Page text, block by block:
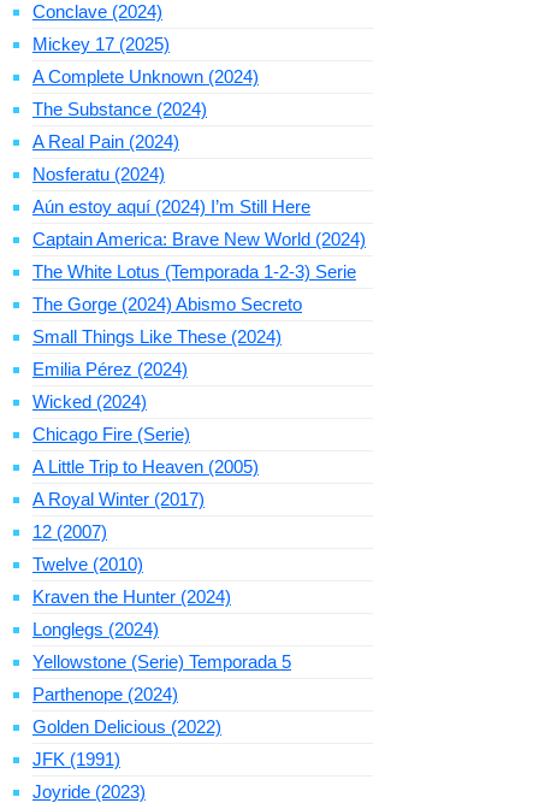
Conclave (2024)
Mickey 17 (2025)
A Complete Unknown (2024)
The Substance (2024)
A Real Pain (2024)
Nosferatu (2024)
Aún estoy aquí (2024) I’m Still Here
Captain America: Brave New World (2024)
The White Lotus (Temporada 1-2-3) Serie
The Gorge (2024) Abismo Secreto
Small Things Like These (2024)
Emilia Pérez (2024)
Wicked (2024)
Chicago Fire (Serie)
A Little Trip to Heaven (2005)
A Royal Winter (2017)
12 (2007)
Twelve (2010)
Kraven the Hunter (2024)
Longlegs (2024)
Yellowstone (Serie) Temporada 5
Parthenope (2024)
Golden Delicious (2022)
JFK (1991)
Joyride (2023)